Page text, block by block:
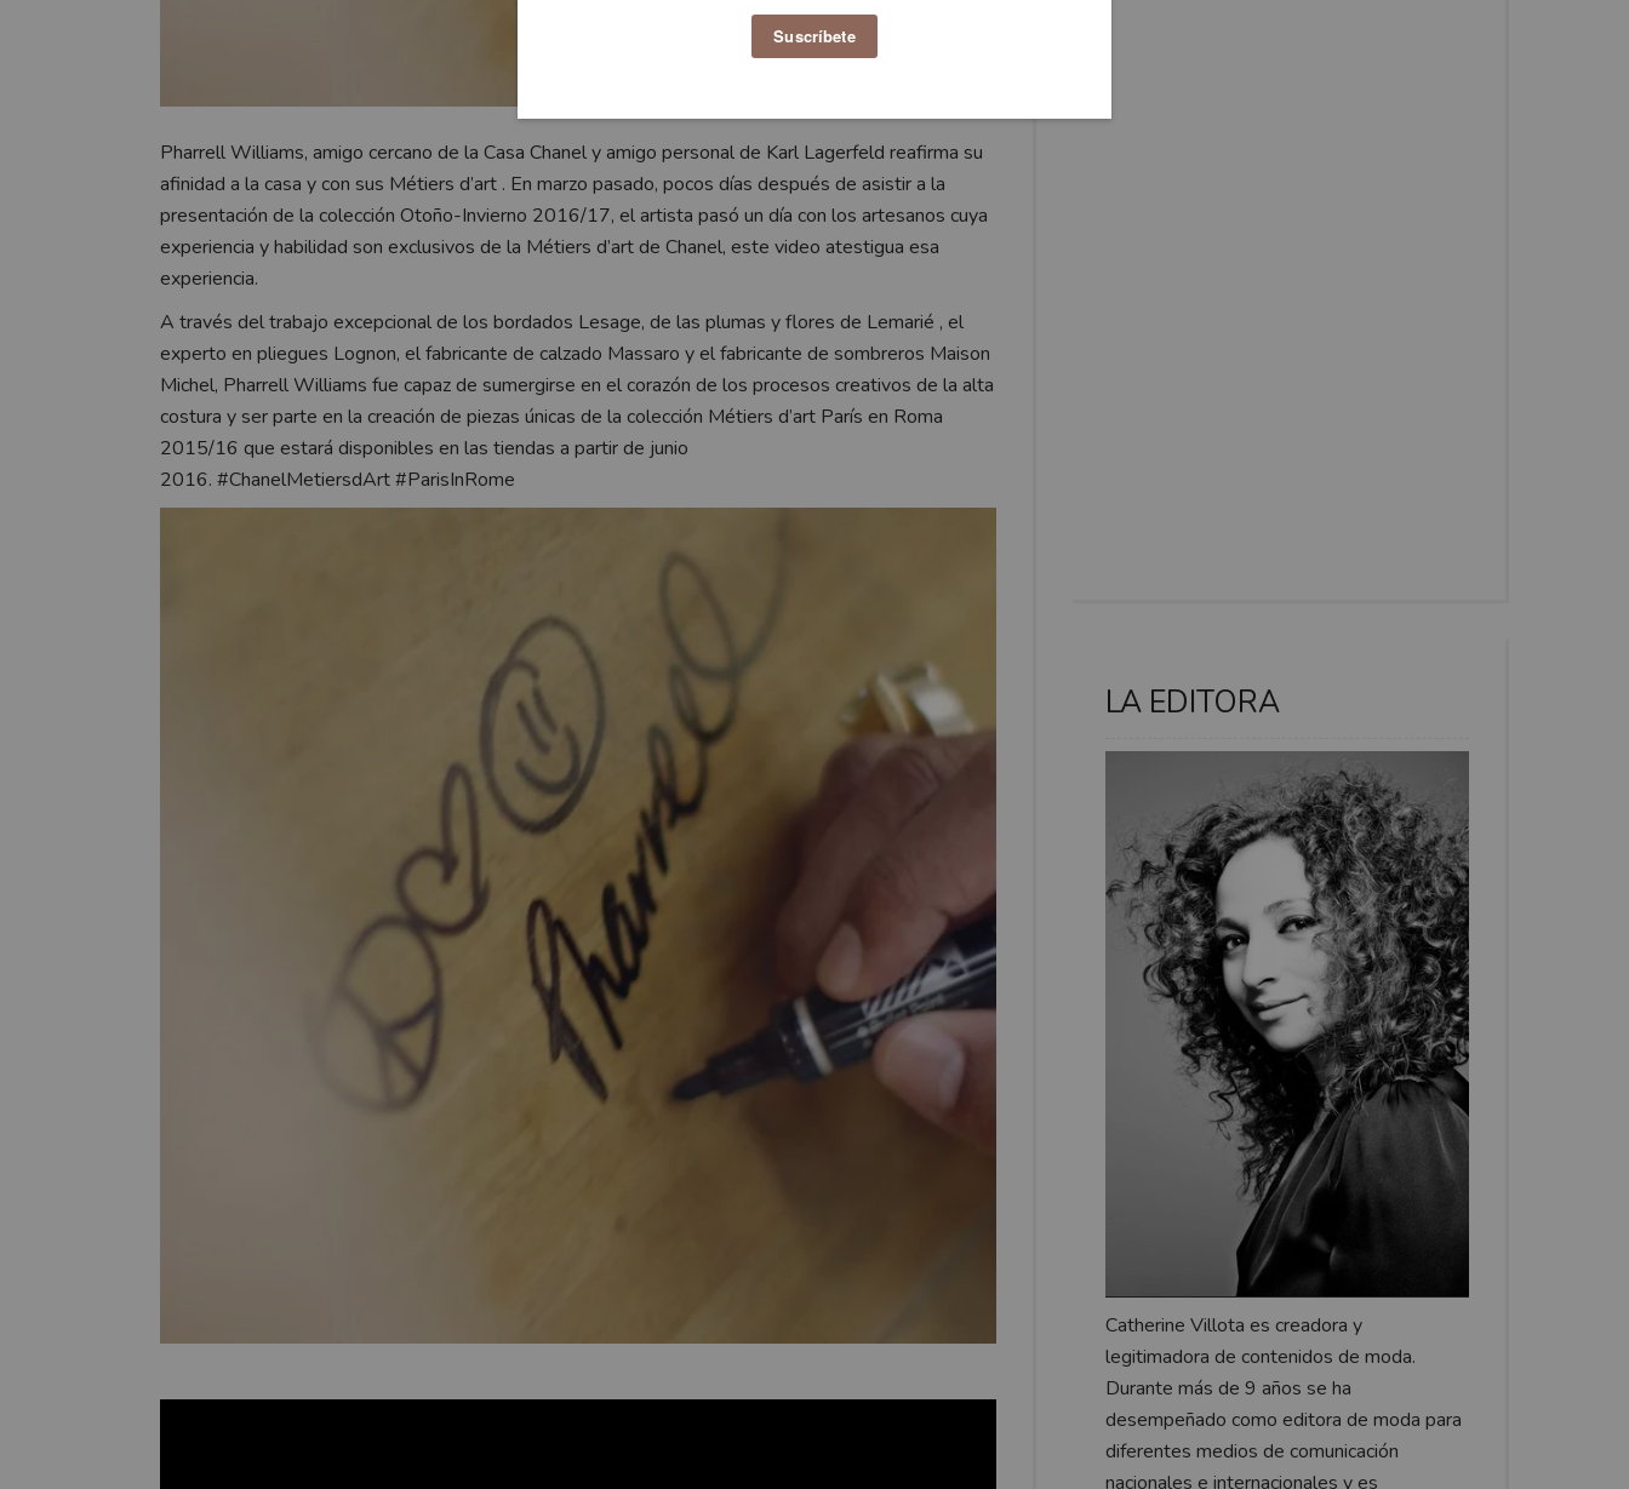
Pharrell Williams, amigo cercano de la Casa Chanel y amigo personal de Karl Lagerfeld reafirma su
afinidad a la casa y con sus Métiers d’art . En marzo pasado, pocos días después de asistir a la
presentación de la colección Otoño-Invierno 2016/17, el artista pasó un día con los artesanos cuya
experiencia y habilidad son exclusivos de la Métiers d’art de Chanel, este video atestigua esa
experiencia.
A través del trabajo excepcional de los bordados Lesage, de las plumas y flores de Lemarié , el
experto en pliegues Lognon, el fabricante de calzado Massaro y el fabricante de sombreros Maison
Michel, Pharrell Williams fue capaz de sumergirse en el corazón de los procesos creativos de la alta
costura y ser parte en la creación de piezas únicas de la colección Métiers d’art París en Roma
2015/16 que estará disponibles en las tiendas a partir de junio
2016. #ChanelMetiersdArt #ParisInRome
LA EDITORA
Catherine Villota es creadora y
legitimadora de contenidos de moda.
Durante más de 9 años se ha
desempeñado como editora de moda para
diferentes medios de comunicación
nacionales e internacionales y es